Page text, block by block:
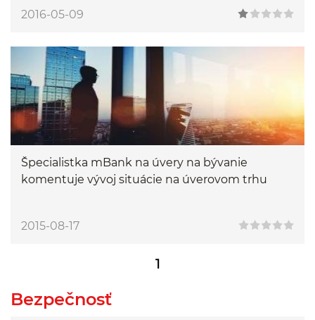
2016-05-09
Špecialistka mBank na úvery na bývanie
komentuje vývoj situácie na úverovom trhu
2015-08-17
1
Bezpečnosť